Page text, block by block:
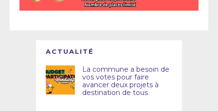
ACTUALITÉ
La commune a besoin de
vos votes pour faire
avancer deux projets à
destination de tous